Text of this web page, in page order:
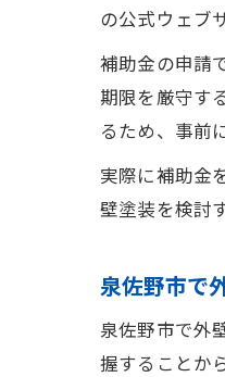
の公式ウェブ
補助金の申請
期限を厳守す
るため、事前
実際に補助金
壁塗装を検討
泉佐野市で
泉佐野市で外
握することか